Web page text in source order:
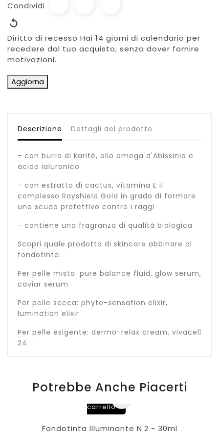
Condividi
Diritto di recesso Hai 14 giorni di calendario per
recedere dal tuo acquisto, senza dover fornire
motivazioni.
Descrizione Dettagli del prodotto
- con burro di karité, olio omega d'Abissinia e
acido ialuronico
- con estratto di cactus, vitamina E il
complesso Rayshield Gold in grado di formare
uno scudo protettivo contro i raggi
- contiene una fragranza di qualità biologica
Scopri quale prodotto di skincare abbinare al
fondotinta:
Per pelle mista: pure balance fluid, glow serum,
caviar serum
Per pelle secca: phyto-sensation elixir,
lumination elixir
Per pelle esigente: dermo-relax cream, vivacell
24
Potrebbe Anche Piacerti
Aggiungi
carrello
Fondotinta Illuminante N.2 - 30ml